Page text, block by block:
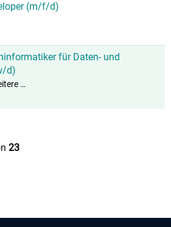
(m/f/d)
für Daten- und
d)
…
23